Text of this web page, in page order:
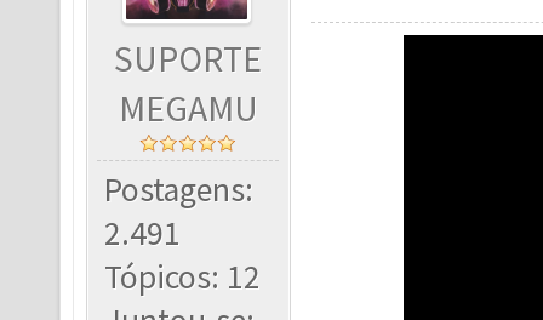
SUPORTE
MEGAMU
Postagens:
2.491
Tópicos: 12